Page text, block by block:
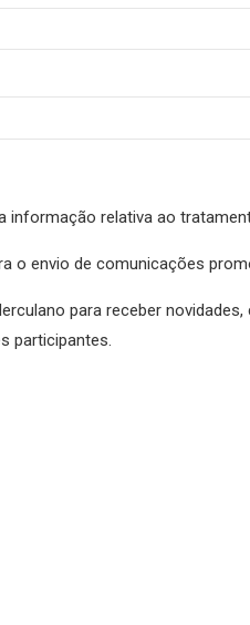
relativa ao
o envio de comunicações
para receber
participantes.